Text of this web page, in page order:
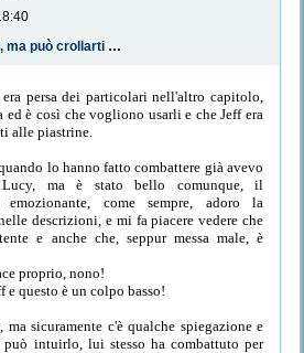
Il mondo è finito, ma può crollarti sempre addosso
persa dei particolari nell'altro capitolo,
ed è così che vogliono usarli e che Jeff era
alle piastrine.
lo hanno fatto combattere già avevo
ma è stato bello comunque, il
come sempre, adoro la
descrizioni, e mi fa piacere vedere che
e anche che, seppur messa male, è
proprio, nono!
e questo è un colpo basso!
sicuramente c'è qualche spiegazione e
può intuirlo, lui stesso ha combattuto per